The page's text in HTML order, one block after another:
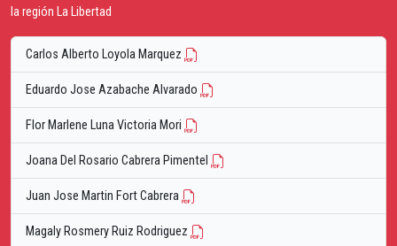
la región La Libertad
Carlos Alberto Loyola Marquez
Eduardo Jose Azabache Alvarado
Flor Marlene Luna Victoria Mori
Joana Del Rosario Cabrera Pimentel
Juan Jose Martin Fort Cabrera
Magaly Rosmery Ruiz Rodriguez